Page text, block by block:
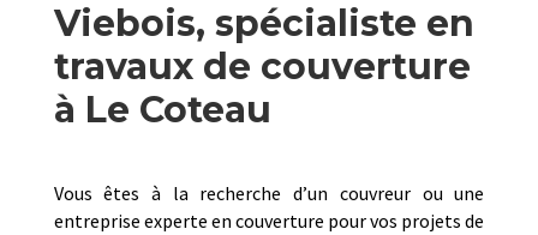
Viebois, spécialiste en
travaux de couverture
à Le Coteau
Vous êtes à la recherche d’un couvreur ou une
entreprise experte en couverture pour vos projets de